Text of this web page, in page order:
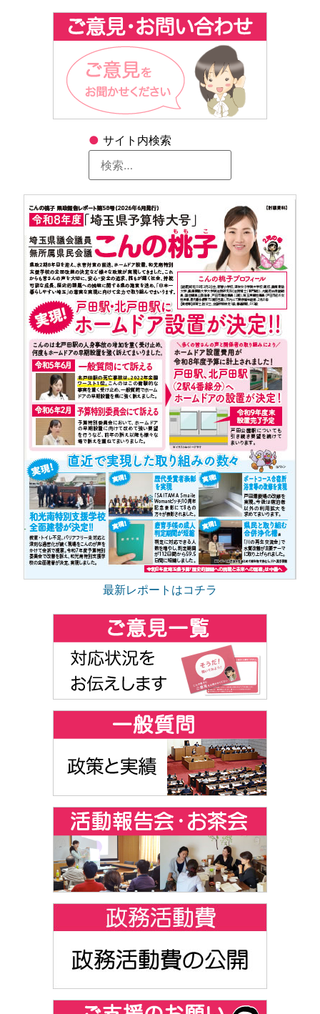
● サイト内検索
最新レポートはコチラ